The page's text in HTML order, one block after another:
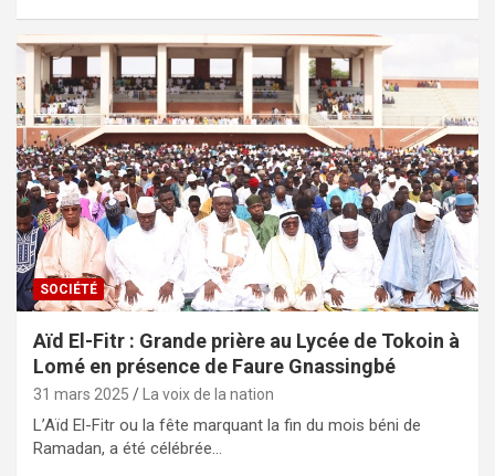
SOCIÉTÉ
Aïd El-Fitr : Grande prière au Lycée de Tokoin à
Lomé en présence de Faure Gnassingbé
31 mars 2025 La voix de la nation
L’Aïd El-Fitr ou la fête marquant la fin du mois béni de
Ramadan, a été célébrée…